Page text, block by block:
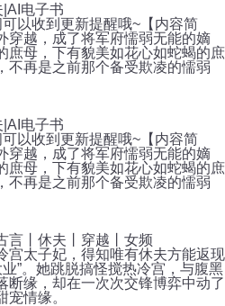
电子书
以收到更新提醒哦~【内容简
穿越，成了将军府懦弱无能的嫡
庶母，下有貌美如花心如蛇蝎的庶
不再是之前那个备受欺凌的懦弱
电子书
以收到更新提醒哦~【内容简
穿越，成了将军府懦弱无能的嫡
庶母，下有貌美如花心如蛇蝎的庶
不再是之前那个备受欺凌的懦弱
言丨休夫丨穿越丨女频
宫太子妃，得知唯有休夫方能返现
”。她跳脱搞怪搅热冷宫，与腹黑
断缘，却在一次次交锋博弈中动了
情缘。